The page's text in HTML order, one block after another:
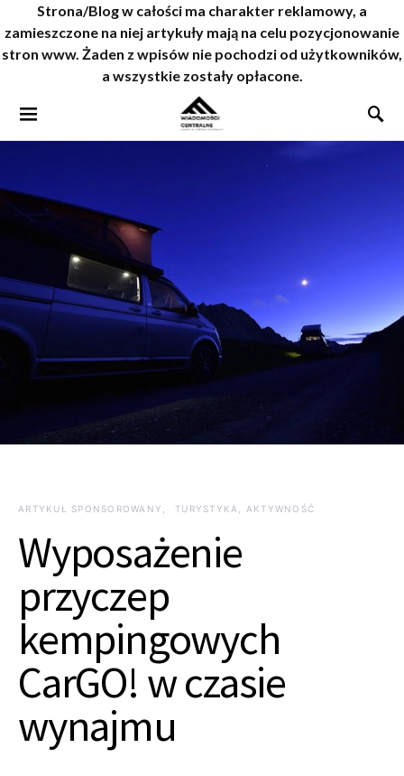
Strona/Blog w całości ma charakter reklamowy, a
zamieszczone na niej artykuły mają na celu pozycjonowanie
stron www. Żaden z wpisów nie pochodzi od użytkowników,
a wszystkie zostały opłacone.
ARTYKUŁ SPONSOROWANY TURYSTYKA, AKTYWNOŚĆ
Wyposażenie
przyczep
kempingowych
CarGO! w czasie
wynajmu